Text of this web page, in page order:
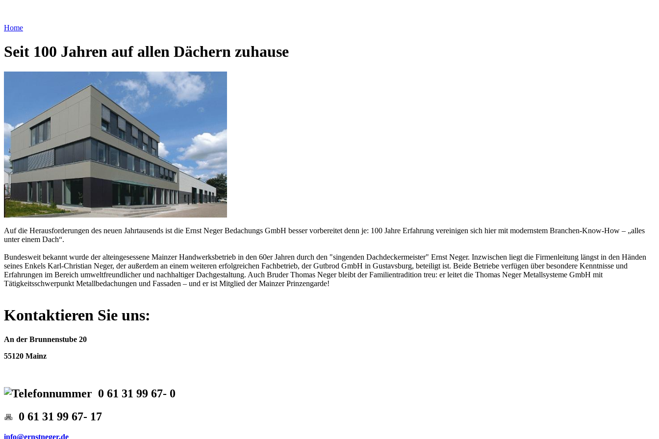
Home
Seit 100 Jahren auf allen Dächern zuhause
Auf die Herausforderungen des neuen Jahrtausends ist die Ernst Neger Bedachungs GmbH besser vorbereitet denn je: 100 Jahre Erfahrung vereinigen sich hier mit modernstem Branchen-Know-How – „alles
unter einem Dach“.
Bundesweit bekannt wurde der alteingesessene Mainzer Handwerksbetrieb in den 60er Jahren durch den "singenden Dachdeckermeister" Ernst Neger. Inzwischen liegt die Firmenleitung längst in den Händen
seines Enkels Karl-Christian Neger, der außerdem an einem weiteren erfolgreichen Fachbetrieb, der Gutbrod GmbH in Gustavsburg, beteiligt ist. Beide Betriebe verfügen über besondere Kenntnisse und
Erfahrungen im Bereich umweltfreundlicher und nachhaltiger Dachgestaltung. Auch Bruder Thomas Neger bleibt der Familientradition treu: er leitet die Thomas Neger Metallsysteme GmbH mit
Tätigkeitsschwerpunkt Metallbedachungen und Fassaden – und er ist Mitglied der Mainzer Prinzengarde!
Kontaktieren Sie uns:
An der Brunnenstube 20
55120 Mainz
0 61 31 99 67- 0
0 61 31 99 67- 17
info@ernstneger.de